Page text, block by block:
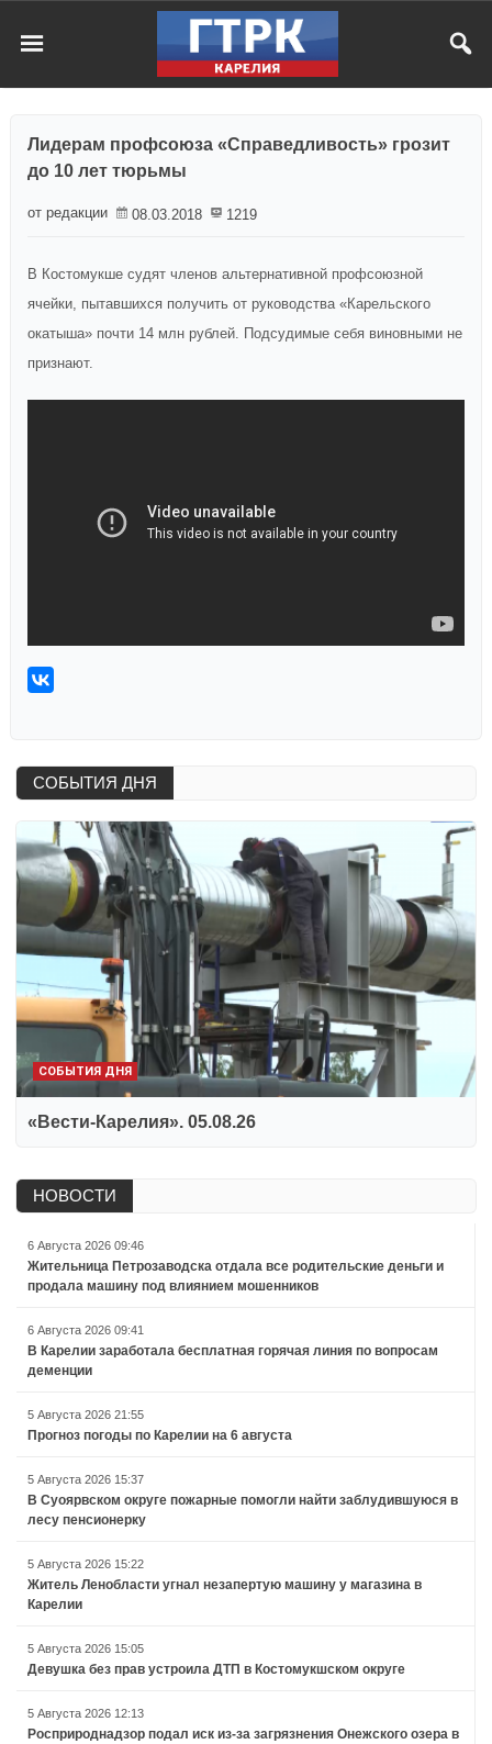
Лидерам профсоюза «Справедливость» грозит
до 10 лет тюрьмы
от редакции 08.03.2018 1219
В Костомукше судят членов альтернативной профсоюзной
ячейки, пытавшихся получить от руководства «Карельского
окатыша» почти 14 млн рублей. Подсудимые себя виновными не
признают.
СОБЫТИЯ ДНЯ
СОБЫТИЯ ДНЯ
«Вести-Карелия». 05.08.26
НОВОСТИ
6 Августа 2026 09:46
Жительница Петрозаводска отдала все родительские деньги и
продала машину под влиянием мошенников
6 Августа 2026 09:41
В Карелии заработала бесплатная горячая линия по вопросам
деменции
5 Августа 2026 21:55
Прогноз погоды по Карелии на 6 августа
5 Августа 2026 15:37
В Суоярвском округе пожарные помогли найти заблудившуюся в
лесу пенсионерку
5 Августа 2026 15:22
Житель Ленобласти угнал незапертую машину у магазина в
Карелии
5 Августа 2026 15:05
Девушка без прав устроила ДТП в Костомукшском округе
5 Августа 2026 12:13
Росприроднадзор подал иск из-за загрязнения Онежского озера в